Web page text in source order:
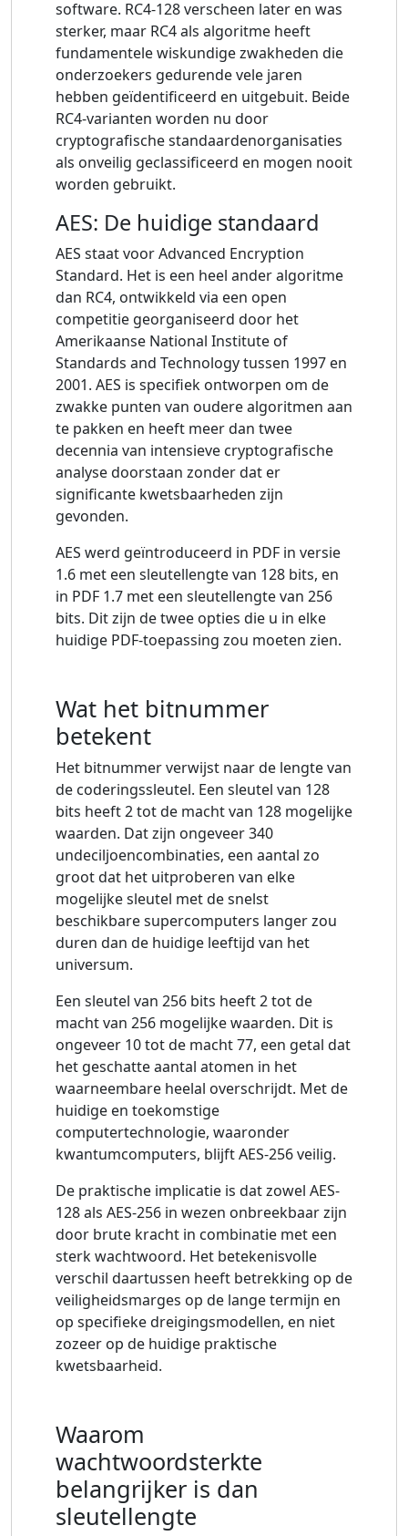
software. RC4-128 verscheen later en was
sterker, maar RC4 als algoritme heeft
fundamentele wiskundige zwakheden die
onderzoekers gedurende vele jaren
hebben geïdentificeerd en uitgebuit. Beide
RC4-varianten worden nu door
cryptografische standaardenorganisaties
als onveilig geclassificeerd en mogen nooit
worden gebruikt.
AES: De huidige standaard
AES staat voor Advanced Encryption
Standard. Het is een heel ander algoritme
dan RC4, ontwikkeld via een open
competitie georganiseerd door het
Amerikaanse National Institute of
Standards and Technology tussen 1997 en
2001. AES is specifiek ontworpen om de
zwakke punten van oudere algoritmen aan
te pakken en heeft meer dan twee
decennia van intensieve cryptografische
analyse doorstaan ​​zonder dat er
significante kwetsbaarheden zijn
gevonden.
AES werd geïntroduceerd in PDF in versie
1.6 met een sleutellengte van 128 bits, en
in PDF 1.7 met een sleutellengte van 256
bits. Dit zijn de twee opties die u in elke
huidige PDF-toepassing zou moeten zien.
Wat het bitnummer
betekent
Het bitnummer verwijst naar de lengte van
de coderingssleutel. Een sleutel van 128
bits heeft 2 tot de macht van 128 mogelijke
waarden. Dat zijn ongeveer 340
undeciljoencombinaties, een aantal zo
groot dat het uitproberen van elke
mogelijke sleutel met de snelst
beschikbare supercomputers langer zou
duren dan de huidige leeftijd van het
universum.
Een sleutel van 256 bits heeft 2 tot de
macht van 256 mogelijke waarden. Dit is
ongeveer 10 tot de macht 77, een getal dat
het geschatte aantal atomen in het
waarneembare heelal overschrijdt. Met de
huidige en toekomstige
computertechnologie, waaronder
kwantumcomputers, blijft AES-256 veilig.
De praktische implicatie is dat zowel AES-
128 als AES-256 in wezen onbreekbaar zijn
door brute kracht in combinatie met een
sterk wachtwoord. Het betekenisvolle
verschil daartussen heeft betrekking op de
veiligheidsmarges op de lange termijn en
op specifieke dreigingsmodellen, en niet
zozeer op de huidige praktische
kwetsbaarheid.
Waarom
wachtwoordsterkte
belangrijker is dan
sleutellengte